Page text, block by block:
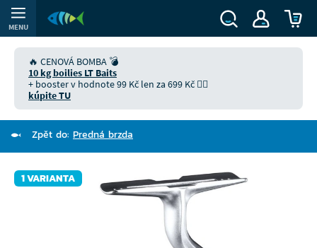
MENU
🔥 CENOVÁ BOMBA 💣
10 kg boilies LT Baits
+ booster v hodnote 99 Kč len za 699 Kč 👉🏻
kúpite TU
Zpět do: Predná brzda
1 VARIANTA